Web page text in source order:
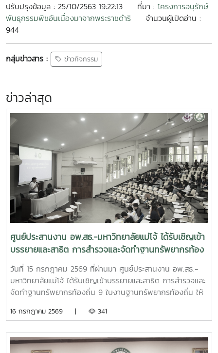
ปรับปรุงข้อมูล : 25/10/2563 19:22:13 ที่มา : โครงการอนุรักษ์
พันธุกรรมพืชอันเนื่องมาจากพระราชดำริ
จำนวนผู้เปิดอ่าน :
944
กลุ่มข่าวสาร : ข่าวกิจกรรม
ข่าวล่าสุด
ศูนย์ประสานงาน อพ.สธ.-มหาวิทยาลัยแม่โจ้ ได้รับเชิญเข้า
บรรยายและสาธิต การสำรวจและจัดทำฐานทรัพยากรท้อง
ถิ่น 9 ใบงานฐานทรัพยากรท้องถิ่น
วันที่ 15 กรกฎาคม 2569 ที่ผ่านมา ศูนย์ประสานงาน อพ.สธ.-
มหาวิทยาลัยแม่โจ้ ได้รับเชิญเข้าบรรยายและสาธิต การสำรวจและ
จัดทำฐานทรัพยากรท้องถิ่น 9 ใบงานฐานทรัพยากรท้องถิ่น ให้
เพื่อให้นักศึกษาออกพื้นที่สำรวจได้อย่างมีประสิทธิภาพ และเข้าใจ
พัฒนาการท่องเที่ยว มหาวิทยาลัยแม่โจ้
16 กรกฎาคม 2569 | 341